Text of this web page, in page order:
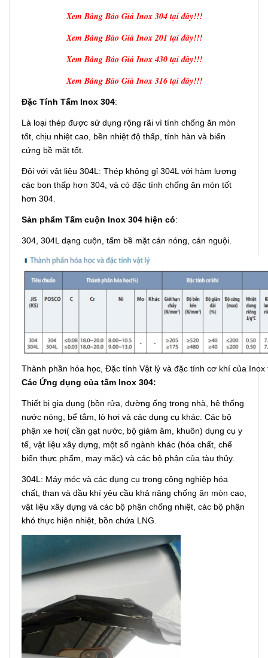
Xem Bảng Báo Giá Inox 304 tại đây!!!
Xem Bảng Báo Giá Inox 201 tại đây!!!
Xem Bảng Báo Giá Inox 430 tại đây!!!
Xem Bảng Báo Giá Inox 316 tại đây!!!
Đặc Tính Tấm Inox 304:
Là loại thép được sử dụng rộng rãi vì tính chống ăn mòn
tốt, chịu nhiệt cao, bền nhiệt độ thấp, tính hàn và biến
cứng bề mặt tốt.
Đôi với vật liệu 304L: Thép không gỉ 304L với hàm lượng
các bon thấp hơn 304, và có đặc tính chống ăn mòn tốt
hơn 304.
Sản phẩm Tấm cuộn Inox 304 hiện có:
304, 304L dạng cuộn, tấm bề mặt cán nóng, cán nguội.
Thành phần hóa học, Đặc tính Vật lý và đặc tính cơ khí của Inox
Các Ứng dụng của tấm Inox 304:
Thiết bị gia dụng (bồn rửa, đường ống trong nhà, hệ thống
nước nóng, bể tắm, lò hơi và các dụng cụ khác. Các bộ
phận xe hơi( cần gạt nước, bộ giảm âm, khuôn) dụng cụ y
tế, vật liệu xây dựng, một số ngành khác (hóa chất, chế
biến thực phẩm, may mặc) và các bộ phận của tàu thủy.
304L: Máy móc và các dụng cụ trong công nghiệp hóa
chất, than và dầu khí yêu cầu khả năng chống ăn mòn cao,
vật liệu xây dựng và các bộ phận chống nhiệt, các bộ phận
khó thực hiện nhiệt, bồn chứa LNG.